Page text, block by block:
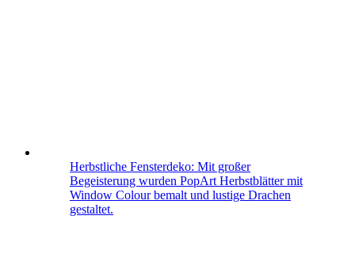
Herbstliche Fensterdeko: Mit großer
Begeisterung wurden PopArt Herbstblätter mit
Window Colour bemalt und lustige Drachen
gestaltet.